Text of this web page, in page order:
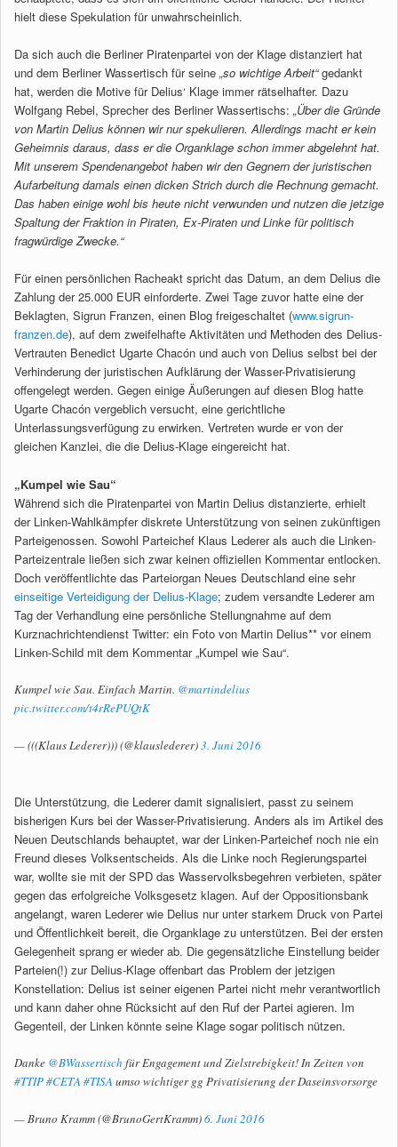
hielt diese Spekulation für unwahrscheinlich.
Da sich auch die Berliner Piratenpartei von der Klage distanziert hat
und dem Berliner Wassertisch für seine „so wichtige Arbeit“gedankt
hat, werden die Motive für Delius‘ Klage immer rätselhafter. Dazu
Wolfgang Rebel, Sprecher des Berliner Wassertischs: „Über die Gründe
von Martin Delius können wir nur spekulieren. Allerdings macht er kein
Geheimnis daraus, dass er die Organklage schon immer abgelehnt hat.
Mit unserem Spendenangebot haben wir den Gegnern der juristischen
Aufarbeitung damals einen dicken Strich durch die Rechnung gemacht.
Das haben einige wohl bis heute nicht verwunden und nutzen die jetzige
Spaltung der Fraktion in Piraten, Ex-Piraten und Linke für politisch
fragwürdige Zwecke.“
Für einen persönlichen Racheakt spricht das Datum, an dem Delius die
Zahlung der 25.000 EUR einforderte. Zwei Tage zuvor hatte eine der
Beklagten, Sigrun Franzen, einen Blog freigeschaltet (www.sigrun-
franzen.de), auf dem zweifelhafte Aktivitäten und Methoden des Delius-
Vertrauten Benedict Ugarte Chacón und auch von Delius selbst bei der
Verhinderung der juristischen Aufklärung der Wasser-Privatisierung
offengelegt werden. Gegen einige Äußerungen auf diesen Blog hatte
Ugarte Chacón vergeblich versucht, eine gerichtliche
Unterlassungsverfügung zu erwirken. Vertreten wurde er von der
gleichen Kanzlei, die die Delius-Klage eingereicht hat.
„Kumpel wie Sau“
Während sich die Piratenpartei von Martin Delius distanzierte, erhielt
der Linken-Wahlkämpfer diskrete Unterstützung von seinen zukünftigen
Parteigenossen. Sowohl Parteichef Klaus Lederer als auch die Linken-
Parteizentrale ließen sich zwar keinen offiziellen Kommentar entlocken.
Doch veröffentlichte das Parteiorgan Neues Deutschland eine sehr
einseitige Verteidigung der Delius-Klage; zudem versandte Lederer am
Tag der Verhandlung eine persönliche Stellungnahme auf dem
Kurznachrichtendienst Twitter: ein Foto von Martin Delius** vor einem
Linken-Schild mit dem Kommentar „Kumpel wie Sau“.
Kumpel wie Sau. Einfach Martin. @martindelius
pic.twitter.com/t4rRePUQtK
— (((Klaus Lederer))) (@klauslederer)3. Juni 2016
Die Unterstützung, die Lederer damit signalisiert, passt zu seinem
bisherigen Kurs bei der Wasser-Privatisierung. Anders als im Artikel des
Neuen Deutschlands behauptet, war der Linken-Parteichef noch nie ein
Freund dieses Volksentscheids. Als die Linke noch Regierungspartei
war, wollte sie mit der SPD das Wasservolksbegehren verbieten, später
gegen das erfolgreiche Volksgesetz klagen. Auf der Oppositionsbank
angelangt, waren Lederer wie Delius nur unter starkem Druck von Partei
und Öffentlichkeit bereit, die Organklage zu unterstützen. Bei der ersten
Gelegenheit sprang er wieder ab. Die gegensätzliche Einstellung beider
Parteien(!) zur Delius-Klage offenbart das Problem der jetzigen
Konstellation: Delius ist seiner eigenen Partei nicht mehr verantwortlich
und kann daher ohne Rücksicht auf den Ruf der Partei agieren. Im
Gegenteil, der Linken könnte seine Klage sogar politisch nützen.
Danke @BWassertisch für Engagement und Zielstrebigkeit! In Zeiten von
#TTIP#CETA #TISA umso wichtiger gg Privatisierung der Daseinsvorsorge
— Bruno Kramm (@BrunoGertKramm)6. Juni 2016